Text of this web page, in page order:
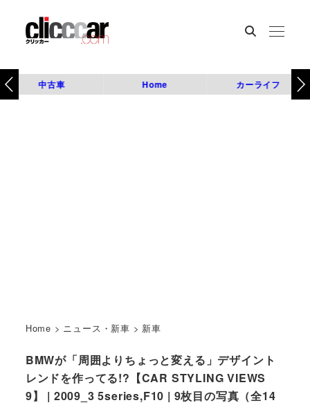
中古車 Home カーライフ
Home > ニュース・新車 > 新車
BMWが「周囲よりちょっと変える」デザイント
レンドを作ってる!?【CAR STYLING VIEWS
9】 | 2009_3 5series,F10 | 9枚目の写真（全14